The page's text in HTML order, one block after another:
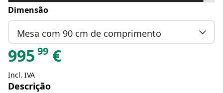
nata
nata
claro
Dimensão
Mesa com 90 cm de comprimento
995 99 €
Incl. IVA
Descrição